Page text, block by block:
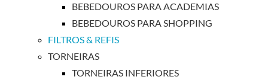
BEBEDOUROS PARA ACADEMIAS
BEBEDOUROS PARA SHOPPING
FILTROS & REFIS
TORNEIRAS
TORNEIRAS INFERIORES